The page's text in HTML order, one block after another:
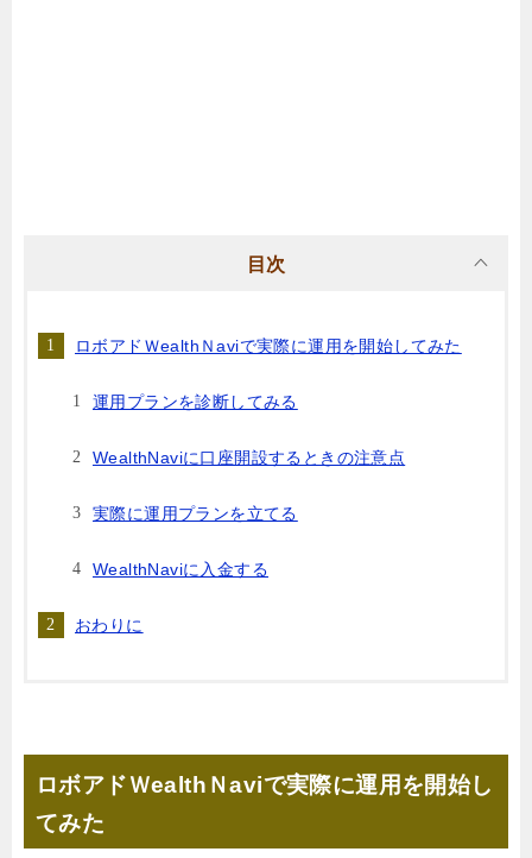
目次
ロボアドＷealthＮaviで実際に運用を開始してみた
運用プランを診断してみる
WealthNaviに口座開設するときの注意点
実際に運用プランを立てる
WealthNaviに入金する
おわりに
ロボアドＷealthＮaviで実際に運用を開始し
てみた